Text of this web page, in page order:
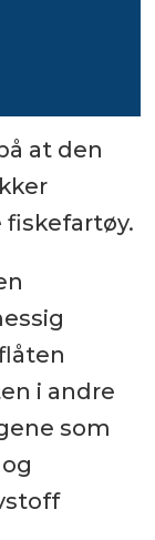
at den
fiskefartøy.
i andre
som